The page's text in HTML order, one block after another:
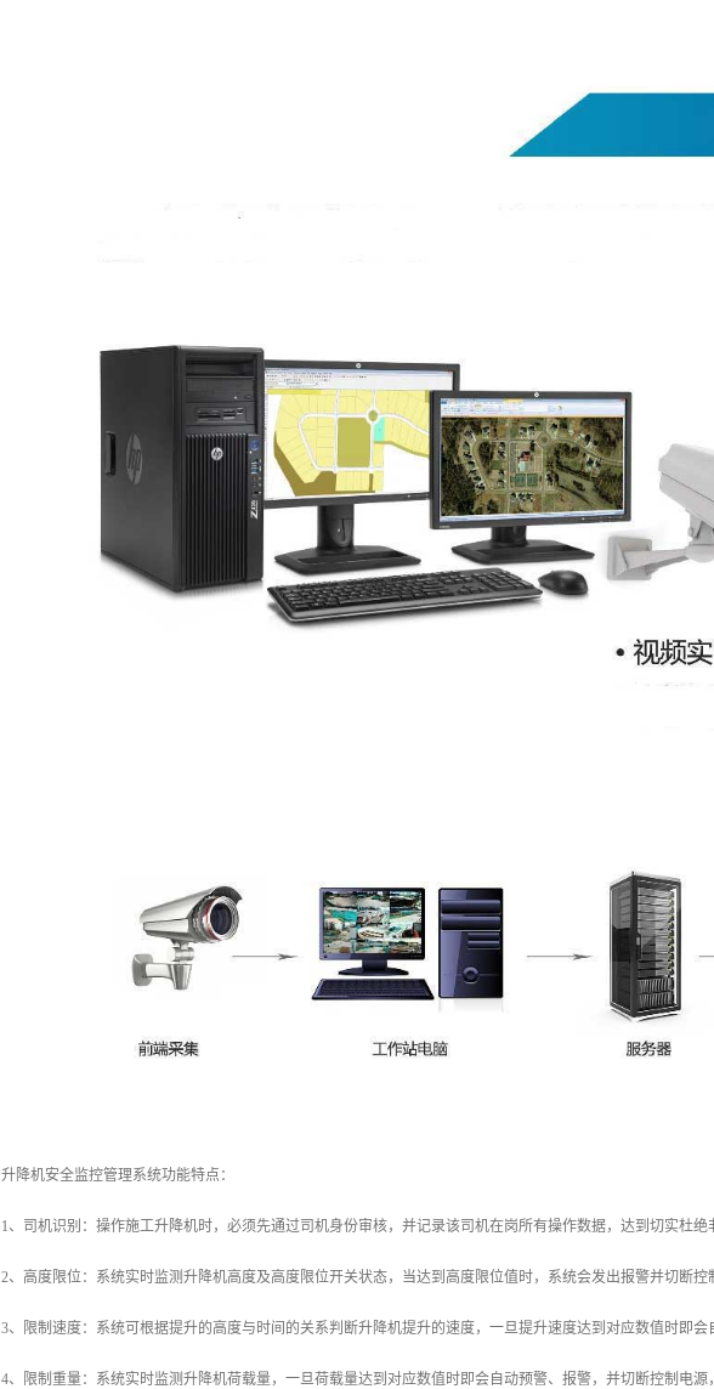
升降机安全监控管理系统功能特点：
1、司机识别：操作施工升降机时，必须先通过司机身份审核，并记录该司机在岗所有操作数据，达到切实杜绝
2、高度限位：系统实时监测升降机高度及高度限位开关状态，当达到高度限位值时，系统会发出报警并切断控
3、限制速度：系统可根据提升的高度与时间的关系判断升降机提升的速度，一旦提升速度达到对应数值时即会
4、限制重量：系统实时监测升降机荷载量，一旦荷载量达到对应数值时即会自动预警、报警，并切断控制电源